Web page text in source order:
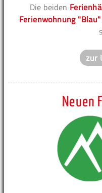
Die beiden
Ferienwohnung "Blau"
zur
Neuen